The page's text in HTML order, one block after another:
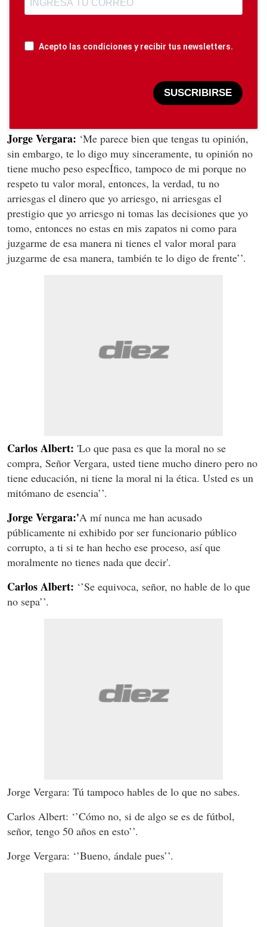
Acepto las condiciones y recibir tus newsletters.
SUSCRIBIRSE
Jorge Vergara: ‘Me parece bien que tengas tu opinión,
sin embargo, te lo digo muy sinceramente, tu opinión no
tiene mucho peso especÍfico, tampoco de mi porque no
respeto tu valor moral, entonces, la verdad, tu no
arriesgas el dinero que yo arriesgo, ni arriesgas el
prestigio que yo arriesgo ni tomas las decisiones que yo
tomo, entonces no estas en mis zapatos ni como para
juzgarme de esa manera ni tienes el valor moral para
juzgarme de esa manera, también te lo digo de frente’’.
Carlos Albert: 'Lo que pasa es que la moral no se
compra, Señor Vergara, usted tiene mucho dinero pero no
tiene educación, ni tiene la moral ni la ética. Usted es un
mitómano de esencia’’.
Jorge Vergara:'A mí nunca me han acusado
públicamente ni exhibido por ser funcionario público
corrupto, a ti si te han hecho ese proceso, así que
moralmente no tienes nada que decir'.
Carlos Albert: ‘’Se equivoca, señor, no hable de lo que
no sepa’’.
Jorge Vergara: Tú tampoco hables de lo que no sabes.
Carlos Albert: ‘’Cómo no, si de algo se es de fútbol,
señor, tengo 50 años en esto’’.
Jorge Vergara: ‘’Bueno, ándale pues’’.